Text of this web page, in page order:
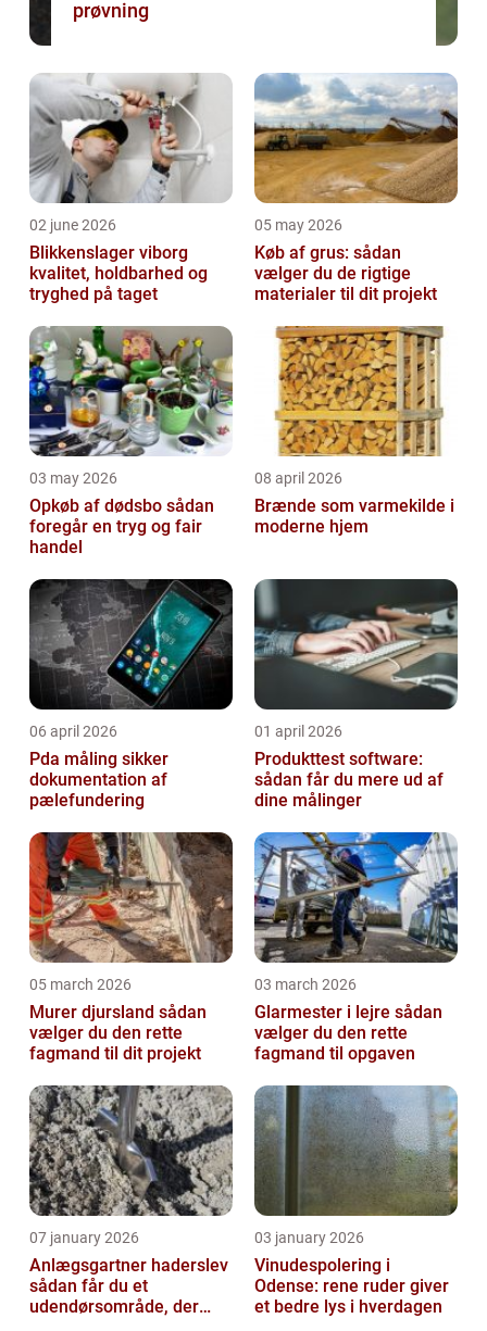
prøvning
02 june 2026
Blikkenslager viborg
kvalitet, holdbarhed og
tryghed på taget
05 may 2026
Køb af grus: sådan
vælger du de rigtige
materialer til dit projekt
03 may 2026
Opkøb af dødsbo sådan
foregår en tryg og fair
handel
08 april 2026
Brænde som varmekilde i
moderne hjem
06 april 2026
Pda måling sikker
dokumentation af
pælefundering
01 april 2026
Produkttest software:
sådan får du mere ud af
dine målinger
05 march 2026
Murer djursland sådan
vælger du den rette
fagmand til dit projekt
03 march 2026
Glarmester i lejre sådan
vælger du den rette
fagmand til opgaven
07 january 2026
Anlægsgartner haderslev
sådan får du et
udendørsområde, der
03 january 2026
Vinudespolering i
Odense: rene ruder giver
et bedre lys i hverdagen